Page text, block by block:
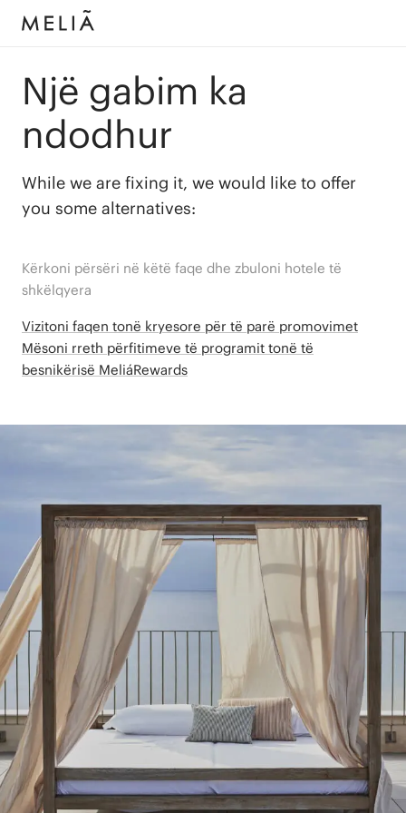
Një gabim ka
ndodhur
While we are fixing it, we would like to offer
you some alternatives:
Kërkoni përsëri në këtë faqe dhe zbuloni hotele të
shkëlqyera
Vizitoni faqen tonë kryesore për të parë promovimet
Mësoni rreth përfitimeve të programit tonë të
besnikërisë MeliáRewards